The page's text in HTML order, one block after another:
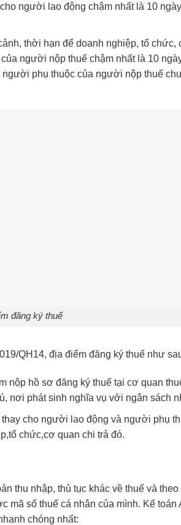
người lao động chậm nhất là 10
thời hạn để doanh nghiệp, tổ chức,
người nộp thuế chậm nhất là 10
phụ thuộc của người nộp thuế
đăng ký thuế
QH14, địa điểm đăng ký thuế như
nộp hồ sơ đăng ký thuế tại cơ quan
nơi phát sinh nghĩa vụ với ngân sách
cho người lao động và người phụ
chức,cơ quan chi trả đó.
thu nhập, thủ tục khác về thuế và
mã số thuế cá nhân của mình. Kế toán
chóng nhất: